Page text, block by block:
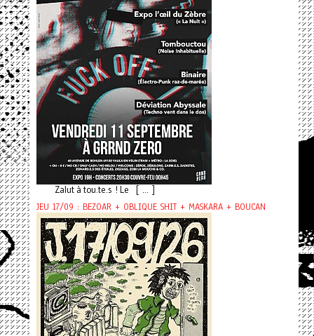
Zalut à tou.te.s ! Le [ ... ]
JEU 17/09 : BEZOAR + OBLIQUE SHIT + MASKARA + BOUCAN